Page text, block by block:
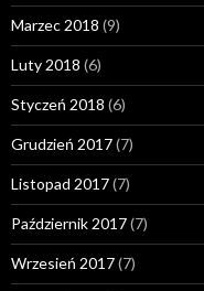
Marzec 2018 (9)
Luty 2018 (6)
Styczeń 2018 (6)
Grudzień 2017(7)
Listopad 2017(7)
Październik 2017(7)
Wrzesień 2017(7)